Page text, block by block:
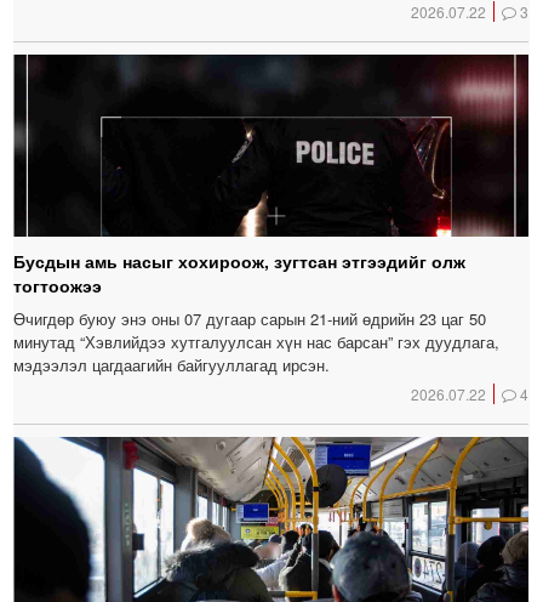
2026.07.22 3
Бусдын амь насыг хохироож, зугтсан этгээдийг олж
тогтоожээ
Өчигдөр буюу энэ оны 07 дугаар сарын 21-ний өдрийн 23 цаг 50
минутад “Хэвлийдээ хутгалуулсан хүн нас барсан” гэх дуудлага,
мэдээлэл цагдаагийн байгууллагад ирсэн.
2026.07.22 4